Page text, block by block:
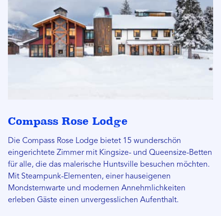
Compass Rose Lodge
Die Compass Rose Lodge bietet 15 wunderschön
eingerichtete Zimmer mit Kingsize- und Queensize-Betten
für alle, die das malerische Huntsville besuchen möchten.
Mit Steampunk-Elementen, einer hauseigenen
Mondsternwarte und modernen Annehmlichkeiten
erleben Gäste einen unvergesslichen Aufenthalt.